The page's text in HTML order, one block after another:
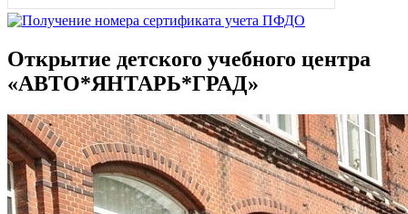
Открытие детского учебного центра
«АВТО*ЯНТАРЬ*ГРАД»